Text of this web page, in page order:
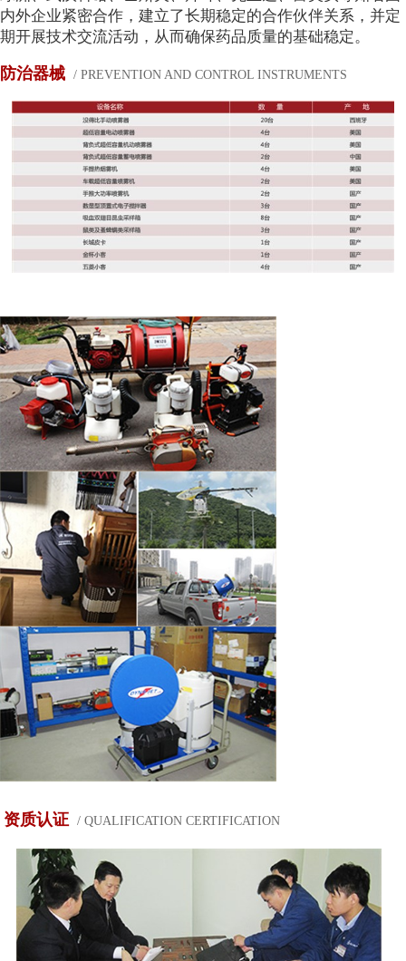
内外企业紧密合作，建立了长期稳定的合作伙伴关系，并定
期开展技术交流活动，从而确保药品质量的基础稳定。
防治器械 / PREVENTION AND CONTROL INSTRUMENTS
资质认证 / QUALIFICATION CERTIFICATION